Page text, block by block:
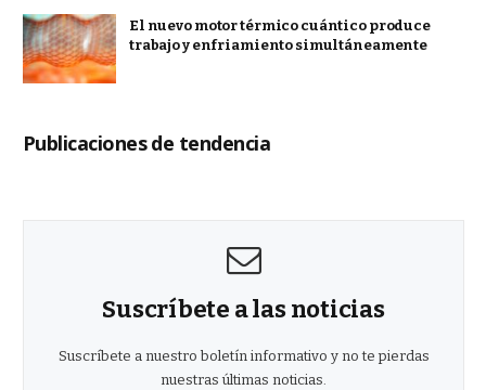
El nuevo motor térmico cuántico produce
trabajo y enfriamiento simultáneamente
Publicaciones de tendencia
Suscríbete a las noticias
Suscríbete a nuestro boletín informativo y no te pierdas
nuestras últimas noticias.